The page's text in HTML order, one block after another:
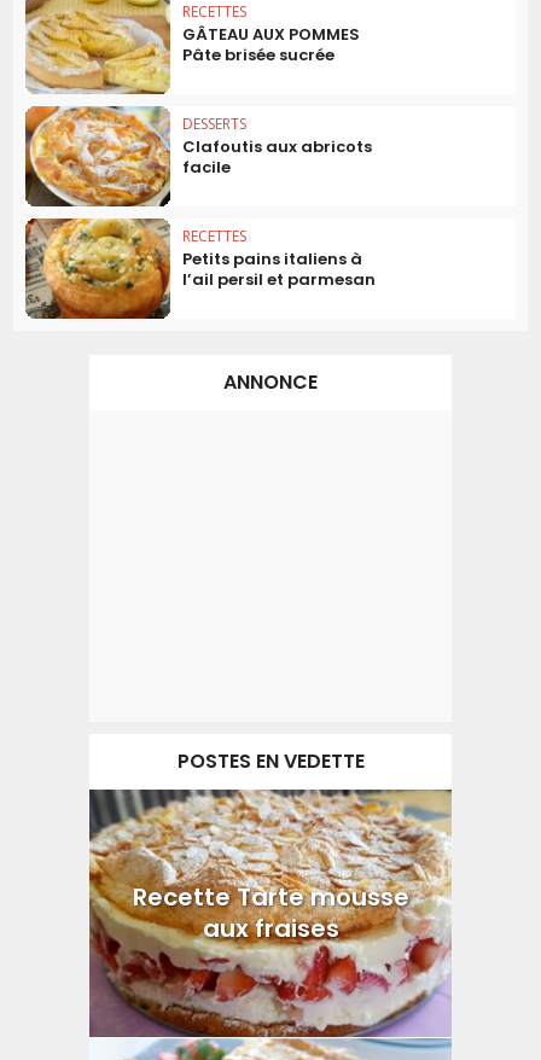
RECETTES
GÂTEAU AUX POMMES
Pâte brisée sucrée
DESSERTS
Clafoutis aux abricots
facile
RECETTES
Petits pains italiens à
l’ail persil et parmesan
ANNONCE
POSTES EN VEDETTE
Recette Tarte mousse
aux fraises